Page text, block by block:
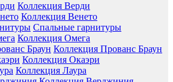
Коллекция Верди
Коллекция Венето
Спальные гарнитуры
Коллекция Омега
Коллекция Прованс Браун
Коллекция Окаэри
Коллекция Лаура